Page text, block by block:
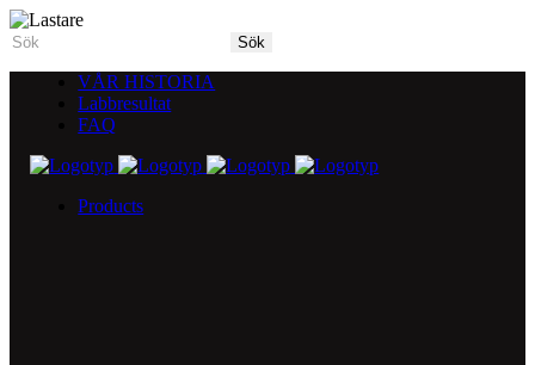
VÅR HISTORIA
Labbresultat
FAQ
Products